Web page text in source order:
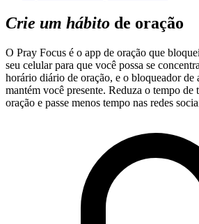
Crie um hábito de oração
O Pray Focus é o app de oração que
seu celular para que você possa se
horário diário de oração, e o bloqueador de
mantém você presente. Reduza o tempo de
oração e passe menos tempo nas redes